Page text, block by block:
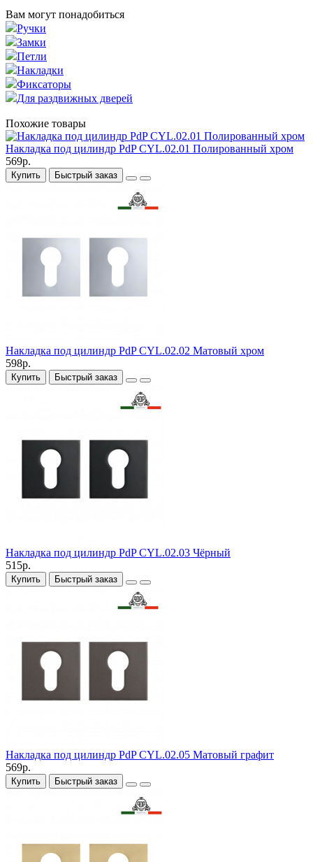
Вам могут понадобиться
Ручки
Замки
Петли
Накладки
Фиксаторы
Для раздвижных дверей
Похожие товары
Накладка под цилиндр PdP CYL.02.01 Полированный хром
569р.
Купить Быстрый заказ
Накладка под цилиндр PdP CYL.02.02 Матовый хром
598р.
Купить Быстрый заказ
Накладка под цилиндр PdP CYL.02.03 Чёрный
515р.
Купить Быстрый заказ
Накладка под цилиндр PdP CYL.02.05 Матовый графит
569р.
Купить Быстрый заказ